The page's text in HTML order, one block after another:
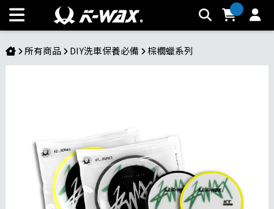
M150 5吋打蠟綿 | K-WAX台灣汽車美容材料
所有商品 DIY洗車保養必備 棕櫚蠟系列